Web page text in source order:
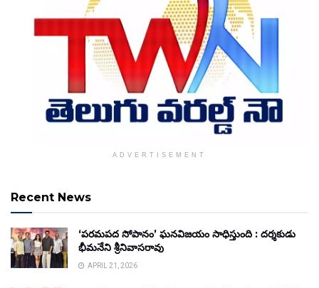
ADVERTISEMENT
Recent News
‘పరమపద సోపానం’ ఘనవిజయం సాధిస్తుంది : దర్శకుడు
భీమనేని శ్రీనివాసరావు
APRIL 21, 2026